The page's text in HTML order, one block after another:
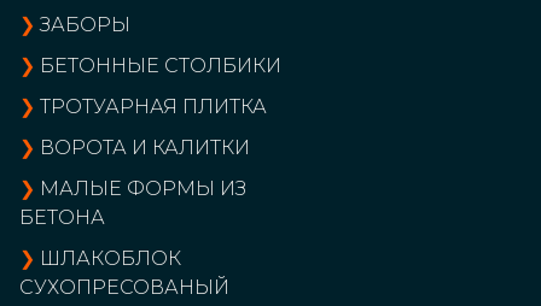
❯ ЗАБОРЫ
❯ БЕТОННЫЕ СТОЛБИКИ
❯ ТРОТУАРНАЯ ПЛИТКА
❯ ВОРОТА И КАЛИТКИ
❯ МАЛЫЕ ФОРМЫ ИЗ
БЕТОНА
❯ ШЛАКОБЛОК
СУХОПРЕСОВАНЫЙ